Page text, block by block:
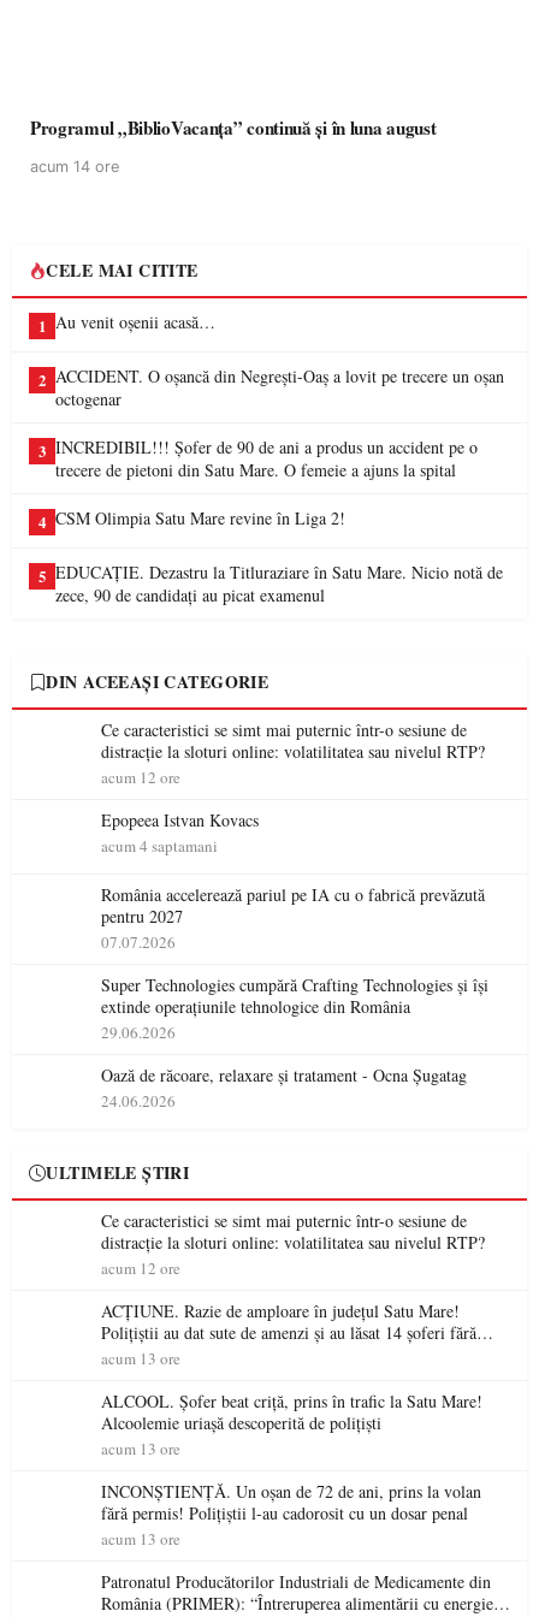
Programul „BiblioVacanța” continuă și în luna august
acum 14 ore
CELE MAI CITITE
1 Au venit oșenii acasă…
2 ACCIDENT. O oșancă din Negrești-Oaș a lovit pe trecere un oșan
octogenar
3 INCREDIBIL!!! Șofer de 90 de ani a produs un accident pe o
trecere de pietoni din Satu Mare. O femeie a ajuns la spital
4 CSM Olimpia Satu Mare revine în Liga 2!
5 EDUCAȚIE. Dezastru la Titluraziare în Satu Mare. Nicio notă de
zece, 90 de candidați au picat examenul
DIN ACEEAȘI CATEGORIE
Ce caracteristici se simt mai puternic într-o sesiune de
distracție la sloturi online: volatilitatea sau nivelul RTP?
acum 12 ore
Epopeea Istvan Kovacs
acum 4 saptamani
România accelerează pariul pe IA cu o fabrică prevăzută
pentru 2027
07.07.2026
Super Technologies cumpără Crafting Technologies și își
extinde operațiunile tehnologice din România
29.06.2026
Oază de răcoare, relaxare și tratament - Ocna Șugatag
24.06.2026
ULTIMELE ȘTIRI
Ce caracteristici se simt mai puternic într-o sesiune de
distracție la sloturi online: volatilitatea sau nivelul RTP?
acum 12 ore
ACȚIUNE. Razie de amploare în județul Satu Mare!
Polițiștii au dat sute de amenzi și au lăsat 14 șoferi fără
permis într-o singură zi
acum 13 ore
ALCOOL. Șofer beat criță, prins în trafic la Satu Mare!
Alcoolemie uriașă descoperită de polițiști
acum 13 ore
INCONȘTIENȚĂ. Un oșan de 72 de ani, prins la volan
fără permis! Polițiștii l-au cadorosit cu un dosar penal
acum 13 ore
Patronatul Producătorilor Industriali de Medicamente din
România (PRIMER): “Întreruperea alimentării cu energie